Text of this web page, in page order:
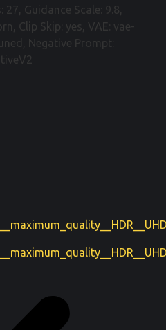
27, Guidance Scale: 9.8,
Clip Skip: yes, VAE: vae-
Negative Prompt: